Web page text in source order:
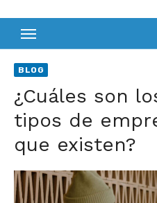
BLOG
¿Cuáles son
tipos de
que existen?